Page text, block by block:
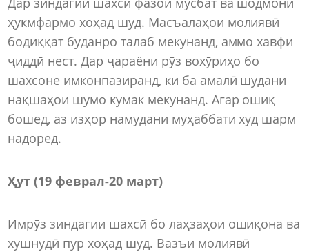
ҳукмфармо хоҳад шуд. Масъалаҳои молиявӣ
бодиққат буданро талаб мекунанд, аммо хавфи
ҷиддӣ нест. Дар ҷараёни рӯз вохӯриҳо бо
шахсоне имконпазиранд, ки ба амалӣ шудани
нақшаҳои шумо кумак мекунанд. Агар ошиқ
бошед, аз изҳор намудани муҳаббати худ шарм
надоред.
Ҳут (19 феврал-20 март)
Имрӯз зиндагии шахсӣ бо лаҳзаҳои ошиқона ва
хушнудӣ пур хоҳад шуд. Вазъи молиявӣ